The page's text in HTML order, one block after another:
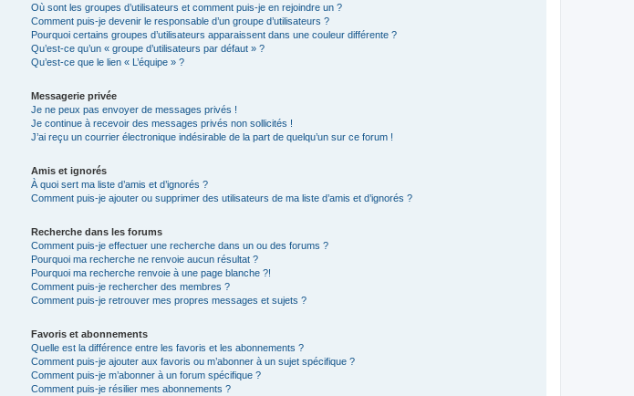
Où sont les groupes d’utilisateurs et comment puis-je en rejoindre un ?
Comment puis-je devenir le responsable d’un groupe d’utilisateurs ?
Pourquoi certains groupes d’utilisateurs apparaissent dans une couleur différente ?
Qu’est-ce qu’un « groupe d’utilisateurs par défaut » ?
Qu’est-ce que le lien « L’équipe » ?
Messagerie privée
Je ne peux pas envoyer de messages privés !
Je continue à recevoir des messages privés non sollicités !
J’ai reçu un courrier électronique indésirable de la part de quelqu’un sur ce forum !
Amis et ignorés
À quoi sert ma liste d’amis et d’ignorés ?
Comment puis-je ajouter ou supprimer des utilisateurs de ma liste d’amis et d’ignorés ?
Recherche dans les forums
Comment puis-je effectuer une recherche dans un ou des forums ?
Pourquoi ma recherche ne renvoie aucun résultat ?
Pourquoi ma recherche renvoie à une page blanche ?!
Comment puis-je rechercher des membres ?
Comment puis-je retrouver mes propres messages et sujets ?
Favoris et abonnements
Quelle est la différence entre les favoris et les abonnements ?
Comment puis-je ajouter aux favoris ou m’abonner à un sujet spécifique ?
Comment puis-je m’abonner à un forum spécifique ?
Comment puis-je résilier mes abonnements ?